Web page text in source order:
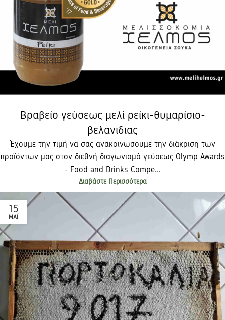
Βραβείο γεύσεως μελί ρείκι-θυμαρίσιο-
βελανιδιας
Έχουμε την τιμή να σας ανακοινωσουμε την διάκριση των
προϊόντων μας στον διεθνή διαγωνισμό γεύσεως Olymp Awards
- Food and Drinks Compe...
Διαβάστε Περισσότερα
15
ΜΆΙ